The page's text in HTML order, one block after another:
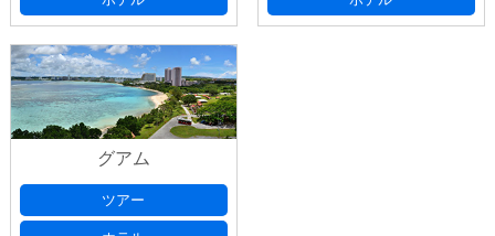
グアム
ツアー